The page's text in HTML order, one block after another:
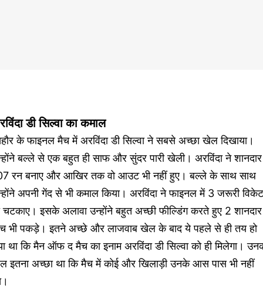
डी सिल्वा का कमाल
के फाइनल मैच में अरविंदा डी सिल्वा ने सबसे अच्छा खेल दिखाया।
बल्ले से एक बहुत ही साफ और सुंदर पारी खेली। अरविंदा ने शानदार
रन बनाए और आखिर तक वो आउट भी नहीं हुए। बल्ले के साथ साथ
अपनी गेंद से भी कमाल किया। अरविंदा ने फाइनल में 3 जरूरी विकेट
चटकाए। इसके अलावा उन्होंने बहुत अच्छी फील्डिंग करते हुए 2 शानदार
भी पकड़े। इतने अच्छे और लाजवाब खेल के बाद ये पहले से ही तय हो
था कि मैन ऑफ द मैच का इनाम अरविंदा डी सिल्वा को ही मिलेगा।
इतना अच्छा था कि मैच में कोई और खिलाड़ी उनके आस पास भी नहीं